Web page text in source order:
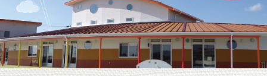
g
a
t
n